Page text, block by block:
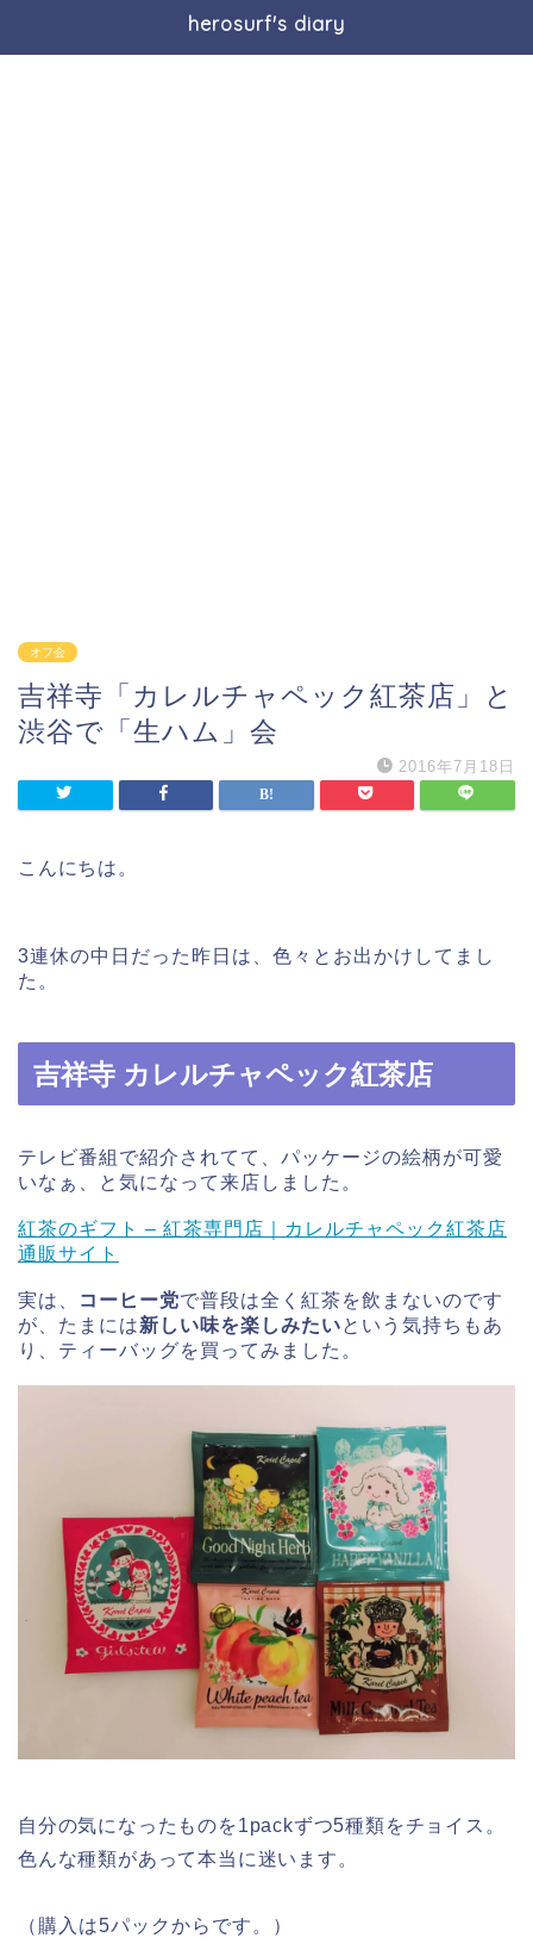
herosurf's diary
オフ会
吉祥寺「カレルチャペック紅茶店」と
渋谷で「生ハム」会
2016年7月18日
こんにちは。
3連休の中日だった昨日は、色々とお出かけしてまし
た。
吉祥寺 カレルチャペック紅茶店
テレビ番組で紹介されてて、パッケージの絵柄が可愛
いなぁ、と気になって来店しました。
紅茶のギフト – 紅茶専門店｜カレルチャペック紅茶店
通販サイト
実は、 コーヒー党で普段は全く紅茶を飲まないのです
が、たまには新しい味を楽しみたいという気持ちもあ
り、ティーバッグを買ってみました。
自分の気になったものを1packずつ5種類をチョイス。
色んな種類があって本当に迷います。
（購入は5パックからです。）